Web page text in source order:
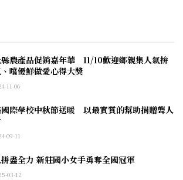
農產品促銷嘉年華 11/10歡迎鄉親集人氣拚
嚐優鮮做愛心得大獎
11-06
際學校中秋節送暖 以最實質的幫助捐贈聾人
09-11
盡全力 新莊國小女手勇奪全國冠軍
03-12